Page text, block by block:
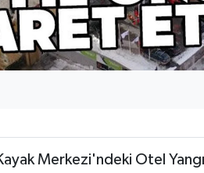
Merkezi'ndeki Otel